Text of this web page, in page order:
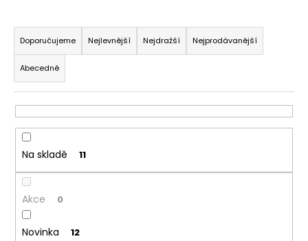
Ř
a
z
e
n
í
p
o
d
u
k
Doporučujeme Nejlevnější Nejdražší Nejprodávanější
Abecedně
Na skladě 11
Akce 0
Novinka 12
D
o
p
o
u
u